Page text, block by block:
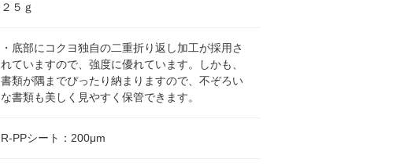
２５ｇ
・底部にコクヨ独自の二重折り返し加工が採用さ
れていますので、強度に優れています。しかも、
書類が隅までぴったり納まりますので、不ぞろい
な書類も美しく見やすく保管できます。
R-PPシート：200μm